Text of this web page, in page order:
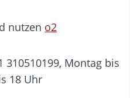
nutzen o2
310510199, Montag bis
18 Uhr